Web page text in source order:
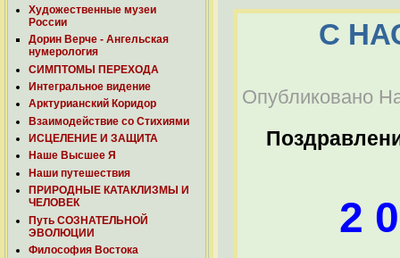
Художественные музеи
России
Дорин Верче - Ангельская
нумерология
СИМПТОМЫ ПЕРЕХОДА
Интегральное видение
Арктурианский Коридор
Взаимодействие со Стихиями
ИСЦЕЛЕНИЕ И ЗАЩИТА
Наше Высшее Я
Наши путешествия
ПРИРОДНЫЕ КАТАКЛИЗМЫ И
ЧЕЛОВЕК
Путь СОЗНАТЕЛЬНОЙ
ЭВОЛЮЦИИ
Философия Востока
С
Опубликовано
2